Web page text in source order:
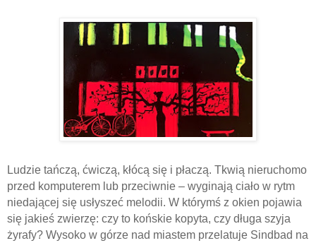
Ludzie tańczą, ćwiczą, kłócą się i płaczą. Tkwią nieruchomo
przed komputerem lub przeciwnie – wyginają ciało w rytm
niedającej się usłyszeć melodii. W którymś z okien pojawia
się jakieś zwierzę: czy to końskie kopyta, czy długa szyja
żyrafy? Wysoko w górze nad miastem przelatuje Sindbad na